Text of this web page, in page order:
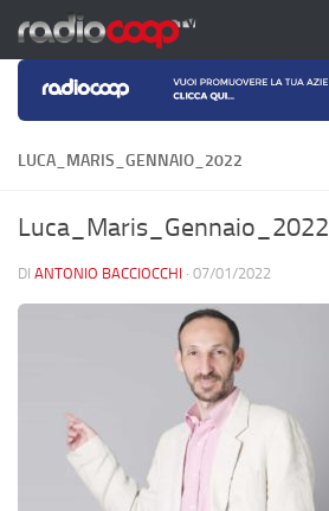
Salta al contenuto
LUCA_MARIS_GENNAIO_2022
Luca_Maris_Gennaio_2022
DI ANTONIO BACCIOCCHI · 07/01/2022